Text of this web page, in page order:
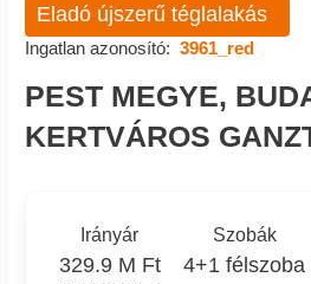
Eladó újszerű téglalakás
Ingatlan azonosító: 3961_red
PEST MEGYE,
KERTVÁROS
Irányár
329.9 M Ft
Szobák
4+1 félszoba